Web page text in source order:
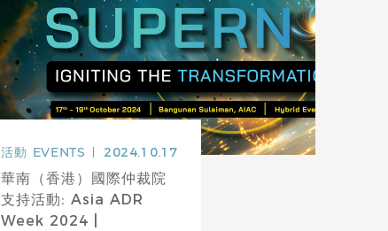
活動 EVENTS 2024.10.17
華南（香港）國際仲裁院
支持活動: Asia ADR
Week 2024 |